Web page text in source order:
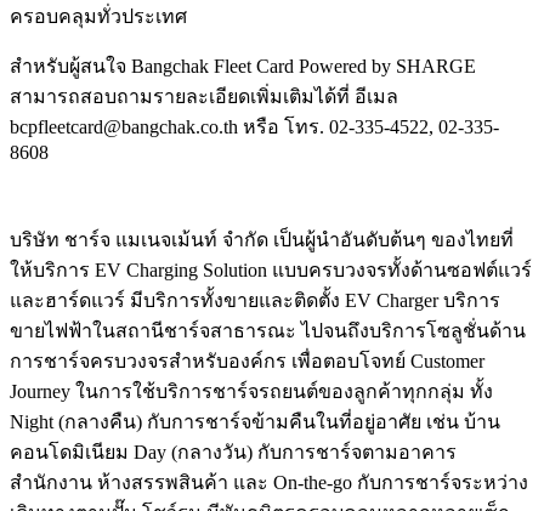
ครอบคลุมทั่วประเทศ
สำหรับผู้สนใจ Bangchak Fleet Card Powered by SHARGE
สามารถสอบถามรายละเอียดเพิ่มเติมได้ที่ อีเมล
bcpfleetcard@bangchak.co.th หรือ โทร. 02-335-4522, 02-335-
8608
บริษัท ชาร์จ แมเนจเม้นท์ จำกัด เป็นผู้นำอันดับต้นๆ ของไทยที่
ให้บริการ EV Charging Solution แบบครบวงจรทั้งด้านซอฟต์แวร์
และฮาร์ดแวร์ มีบริการทั้งขายและติดตั้ง EV Charger บริการ
ขายไฟฟ้าในสถานีชาร์จสาธารณะ ไปจนถึงบริการโซลูชั่นด้าน
การชาร์จครบวงจรสำหรับองค์กร เพื่อตอบโจทย์ Customer
Journey ในการใช้บริการชาร์จรถยนต์ของลูกค้าทุกกลุ่ม ทั้ง
Night (กลางคืน) กับการชาร์จข้ามคืนในที่อยู่อาศัย เช่น บ้าน
คอนโดมิเนียม Day (กลางวัน) กับการชาร์จตามอาคาร
สำนักงาน ห้างสรรพสินค้า และ On-the-go กับการชาร์จระหว่าง